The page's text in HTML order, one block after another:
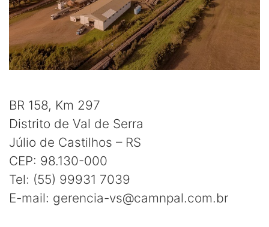
BR 158, Km 297
Distrito de Val de Serra
Júlio de Castilhos – RS
CEP: 98.130-000
Tel: (55) 99931 7039
E-mail: gerencia-vs@camnpal.com.br